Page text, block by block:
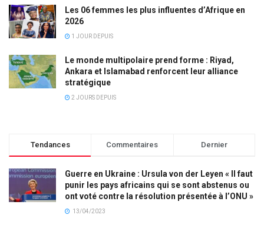
Les 06 femmes les plus influentes d’Afrique en
2026
1 JOUR DEPUIS
Le monde multipolaire prend forme : Riyad,
Ankara et Islamabad renforcent leur alliance
stratégique
2 JOURS DEPUIS
Tendances Commentaires Dernier
Guerre en Ukraine : Ursula von der Leyen « Il faut
punir les pays africains qui se sont abstenus ou
ont voté contre la résolution présentée à l’ONU »
13/04/2023